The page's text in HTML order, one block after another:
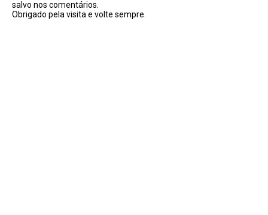
salvo nos comentários.
Obrigado pela visita e volte sempre.